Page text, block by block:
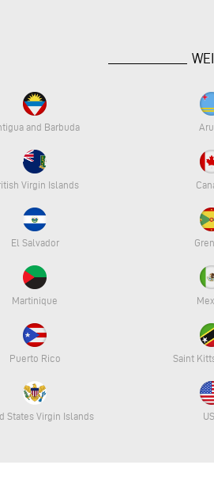
and Barbuda
Virgin Islands
El Salvador
Martinique
Puerto Rico Saint
States Virgin Islands